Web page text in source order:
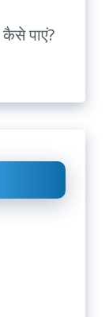
कैसे पाएं?